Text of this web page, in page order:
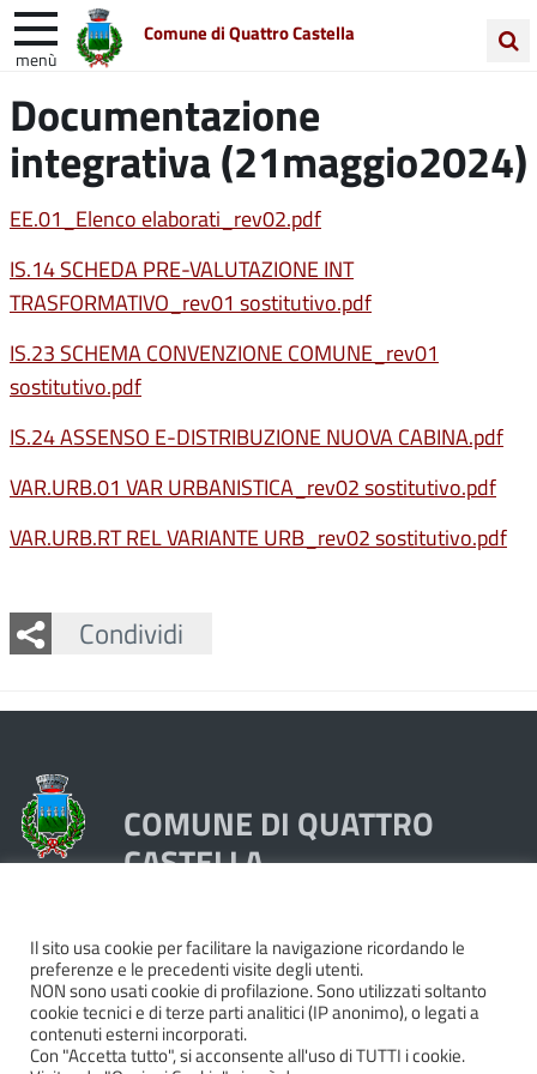
Comune di Quattro Castella
menù
nel
sito
Entra in Comune
Unione Colline Matildiche
Documentazione
integrativa (21maggio2024)
EE.01_Elenco elaborati_rev02.pdf
IS.14 SCHEDA PRE-VALUTAZIONE INT
TRASFORMATIVO_rev01 sostitutivo.pdf
IS.23 SCHEMA CONVENZIONE COMUNE_rev01
sostitutivo.pdf
IS.24 ASSENSO E-DISTRIBUZIONE NUOVA CABINA.pdf
VAR.URB.01 VAR URBANISTICA_rev02 sostitutivo.pdf
VAR.URB.RT REL VARIANTE URB_rev02 sostitutivo.pdf
Condividi
Facebook
Twitter
Whatsapp
COMUNE DI QUATTRO
CASTELLA
Piazza Dante 1, 42020 Quattro Castella (RE)
Tel. 0522249211 - Fax 0522249298
Codice Fiscale e Partita Iva 00439250358
Pec:quattrocastella@cert.provincia.re.it
Il sito usa cookie per facilitare la navigazione ricordando le
preferenze e le precedenti visite degli utenti.
NON sono usati cookie di profilazione. Sono utilizzati soltanto
cookie tecnici e di terze parti analitici (IP anonimo), o legati a
contenuti esterni incorporati.
Con "Accetta tutto", si acconsente all'uso di TUTTI i cookie.